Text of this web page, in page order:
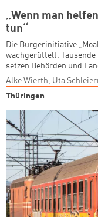
„Wenn man
tun“
Die Bürgerinitiative
wachgerüttelt.
setzen Behörden und
Alke Wierth, Uta
Thüringen